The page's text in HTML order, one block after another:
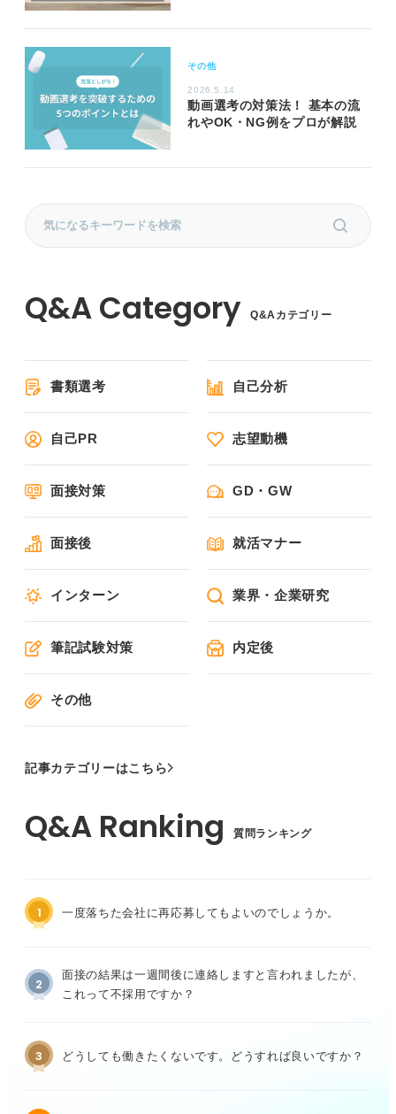
その他
2026.5.14
動画選考の対策法！ 基本の流
れやOK・NG例をプロが解説
Q&Aカテゴリー
書類選考 自己分析
自己PR 志望動機
面接対策 GD・GW
面接後 就活マナー
インターン 業界・企業研究
筆記試験対策 内定後
その他
記事カテゴリーはこちら
質問ランキング
1 一度落ちた会社に再応募してもよいのでしょうか。
2
面接の結果は一週間後に連絡しますと言われましたが、
これって不採用ですか？
3 どうしても働きたくないです。どうすれば良いですか？